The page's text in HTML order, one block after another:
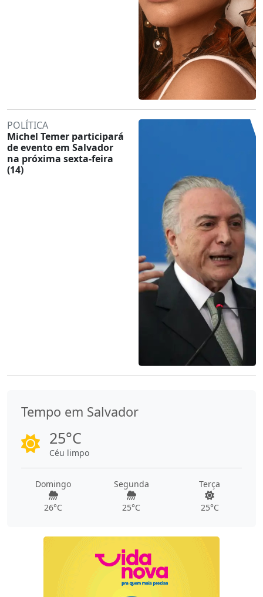
POLÍTICA
Michel Temer participará
de evento em Salvador
na próxima sexta-feira
(14)
Tempo em Salvador
25°C
Céu limpo
Domingo
26°C
Segunda
25°C
Terça
25°C